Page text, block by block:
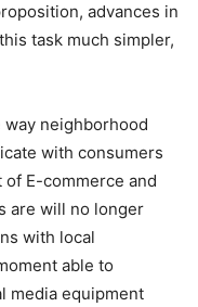
advances in
task much simpler,
neighborhood
with consumers
E-commerce and
are will no longer
with local
able to
media equipment